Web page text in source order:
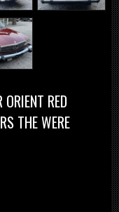
RED
THE WERE